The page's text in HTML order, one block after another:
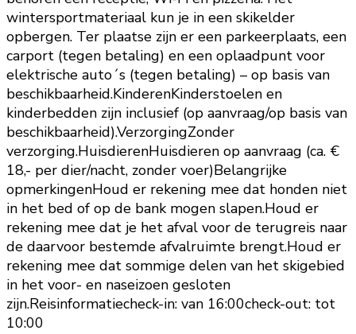
wintersportmateriaal kun je in een skikelder
opbergen. Ter plaatse zijn er een parkeerplaats, een
carport (tegen betaling) en een oplaadpunt voor
elektrische auto´s (tegen betaling) – op basis van
beschikbaarheid.KinderenKinderstoelen en
kinderbedden zijn inclusief (op aanvraag/op basis van
beschikbaarheid).VerzorgingZonder
verzorging.HuisdierenHuisdieren op aanvraag (ca. €
18,- per dier/nacht, zonder voer)Belangrijke
opmerkingenHoud er rekening mee dat honden niet
in het bed of op de bank mogen slapen.Houd er
rekening mee dat je het afval voor de terugreis naar
de daarvoor bestemde afvalruimte brengt.Houd er
rekening mee dat sommige delen van het skigebied
in het voor- en naseizoen gesloten
zijn.Reisinformatiecheck-in: van 16:00check-out: tot
10:00